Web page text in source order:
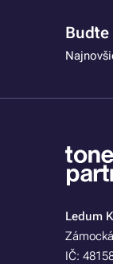
Ledum
IČ: